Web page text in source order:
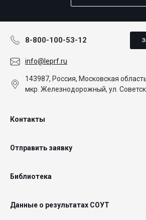
8-800-100-53-12
info@leprf.ru
143987, Россия, Московская
мкр. Железнодорожный, ул.
Контакты
Отправить заявку
Библиотека
Данные о результатах СОУТ